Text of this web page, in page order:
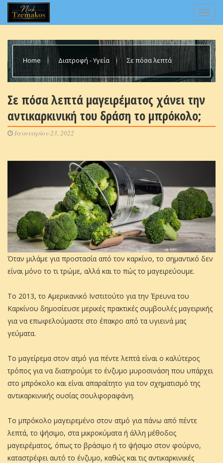
Home Διατροφή - Υγεία Σε πόσα λεπτά
Σε πόσα λεπτά μαγειρέματος χάνει την
αντικαρκινική του δράση το μπρόκολο;
Ιανουαρίου 23, 2022
Όταν μιλάμε για προστασία από τον καρκίνο, το σημαντικό δεν
είναι μόνο το τι τρώμε, αλλά και το πώς το μαγειρεύουμε.
Το 2013, το Αμερικανικό Ινστιτούτο για την Έρευνα του
Καρκίνου δημοσίευσε μερικές πρακτικές συμβουλές μαγειρικής
για να επωφελούμαστε στο έπακρο από τα υγιεινά μας
γεύματα.
Το μαγείρεμα στον ατμό για πέντε λεπτά είναι ο καλύτερος
τρόπος για να διατηρούμε το ένζυμο μυροσινάση που υπάρχει
στο μπρόκολο και είναι απαραίτητο για τον σχηματισμό της
αντικαρκινικής ουσίας σουλφοραφάνη.
Το μπρόκολο μαγειρεμένο στον ατμό για πάνω από πέντε
λεπτά, το ψήσιμο, στα μικροκύματα ή άλλη μέθοδος
μαγειρέματος, όπως το βράσιμο ή το ψήσιμο στον φούρνο,
καταστρέφει αυτό το ένζυμο, καθώς και τις αντικαρκινικές